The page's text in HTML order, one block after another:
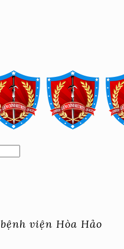
viện Hòa Hảo